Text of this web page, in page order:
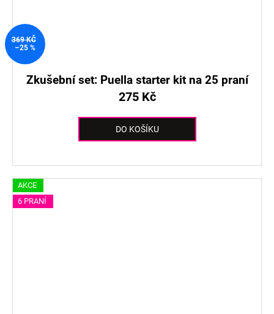
369 KČ
–25 %
Zkušební set: Puella starter kit na 25 praní
275 Kč
DO KOŠÍKU
AKCE
6 PRANÍ